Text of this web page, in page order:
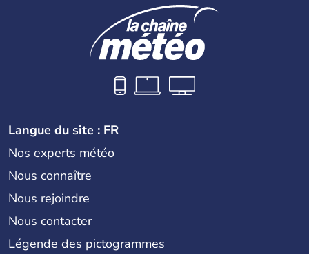
Langue du site : FR
Nos experts météo
Nous connaître
Nous rejoindre
Nous contacter
Légende des pictogrammes